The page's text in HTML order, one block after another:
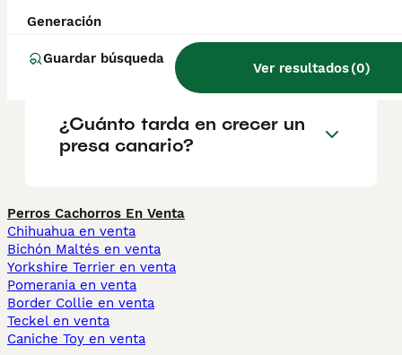
Generación
Guardar búsqueda
Ver resultados(0)
¿Es el presa un buen perro
de familia?
¿Cuánto tarda en crecer un
presa canario?
Perros Cachorros En Venta
Chihuahua en venta
Bichón Maltés en venta
Yorkshire Terrier en venta
Pomerania en venta
Border Collie en venta
Teckel en venta
Caniche Toy en venta